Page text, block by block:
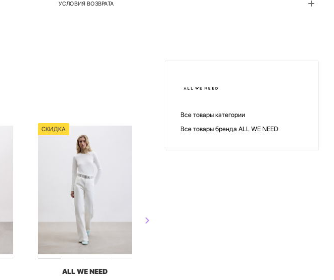
УСЛОВИЯ ВОЗВРАТА
СКИДКА
ALL WE NEED
СКИДКА
Все товары категории
Все товары бренда ALL WE NEED